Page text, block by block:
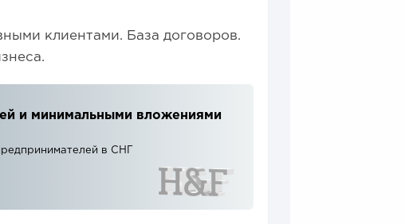
клиентами. База договоров.
и минимальными вложениями
в СНГ